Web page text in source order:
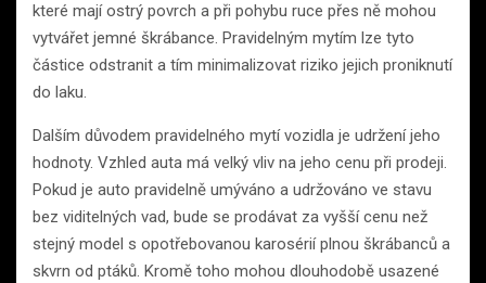
které mají ostrý povrch a při pohybu ruce přes ně mohou
vytvářet jemné škrábance. Pravidelným mytím lze tyto
částice odstranit a tím minimalizovat riziko jejich proniknutí
do laku.
Dalším důvodem pravidelného mytí vozidla je udržení jeho
hodnoty. Vzhled auta má velký vliv na jeho cenu při prodeji.
Pokud je auto pravidelně umýváno a udržováno ve stavu
bez viditelných vad, bude se prodávat za vyšší cenu než
stejný model s opotřebovanou karosérií plnou škrábanců a
skvrn od ptáků. Kromě toho mohou dlouhodobě usazené